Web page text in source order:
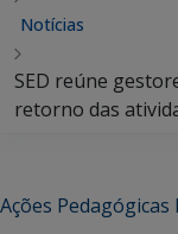
Notícias
SED reúne
retorno das
Ações Pedagógicas